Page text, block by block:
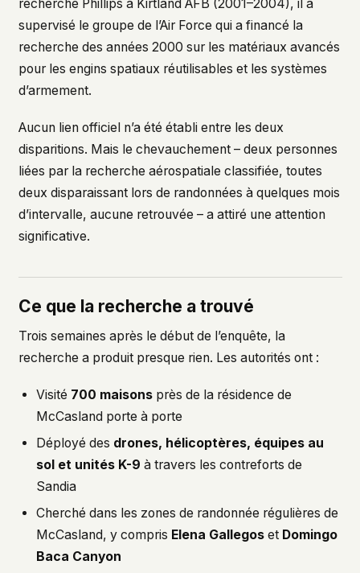
recherche Phillips à Kirtland AFB (2001–2004), il a
supervisé le groupe de l’Air Force qui a financé la
recherche des années 2000 sur les matériaux avancés
pour les engins spatiaux réutilisables et les systèmes
d’armement.
Aucun lien officiel n’a été établi entre les deux
disparitions. Mais le chevauchement – deux personnes
liées par la recherche aérospatiale classifiée, toutes
deux disparaissant lors de randonnées à quelques mois
d’intervalle, aucune retrouvée – a attiré une attention
significative.
Ce que la recherche a trouvé
Trois semaines après le début de l’enquête, la
recherche a produit presque rien. Les autorités ont :
Visité 700 maisons près de la résidence de
McCasland porte à porte
Déployé des drones, hélicoptères, équipes au
sol et unités K-9 à travers les contreforts de
Sandia
Cherché dans les zones de randonnée régulières de
McCasland, y compris Elena Gallegos et Domingo
Baca Canyon